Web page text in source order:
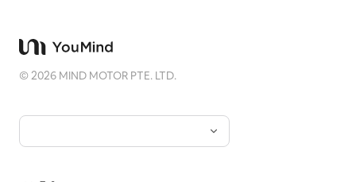
©2026 MIND MOTOR PTE. LTD.